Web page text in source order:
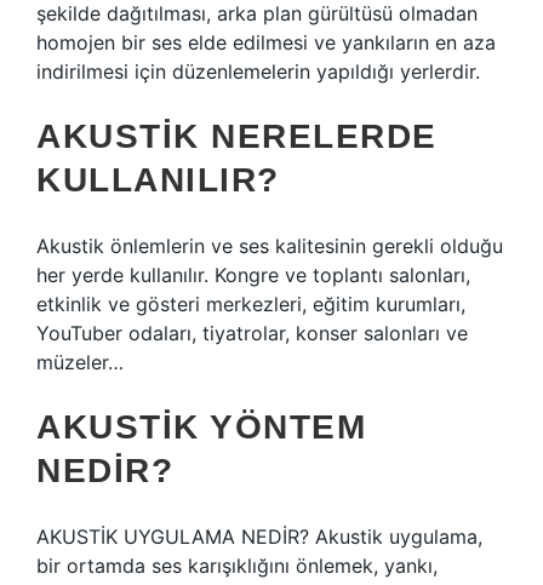
şekilde dağıtılması, arka plan gürültüsü olmadan
homojen bir ses elde edilmesi ve yankıların en aza
indirilmesi için düzenlemelerin yapıldığı yerlerdir.
AKUSTIK NERELERDE
KULLANILIR?
Akustik önlemlerin ve ses kalitesinin gerekli olduğu
her yerde kullanılır. Kongre ve toplantı salonları,
etkinlik ve gösteri merkezleri, eğitim kurumları,
YouTuber odaları, tiyatrolar, konser salonları ve
müzeler…
AKUSTIK YÖNTEM
NEDIR?
AKUSTİK UYGULAMA NEDİR? Akustik uygulama,
bir ortamda ses karışıklığını önlemek, yankı,